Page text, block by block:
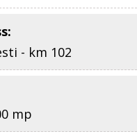
:
- km 102
mp